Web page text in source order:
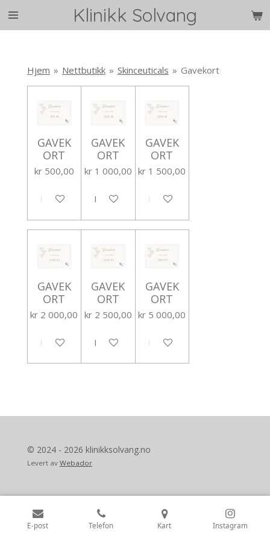
Gå
Klinikk Solvang
Hjem » Nettbutikk » Skinceuticals » Gavekort
GAVEK
ORT
kr 500,00
Legg til handlevogn
GAVEK
ORT
kr 1 000,00
Legg til handlevogn
GAVEK
ORT
kr 1 500,00
Legg til handlevogn
GAVEK
ORT
kr 2 000,00
Legg til handlevogn
GAVEK
ORT
kr 2 500,00
Legg til handlevogn
GAVEK
ORT
kr 5 000,00
Legg til handlevogn
© 2024 - 2026 klinikksolvang.no
Levert av Webador
E-post Telefon Kart Instagram